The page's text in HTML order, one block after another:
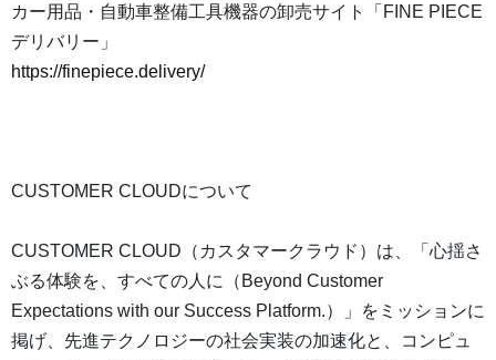
カー用品・自動車整備工具機器の卸売サイト「FINE PIECE
デリバリー」
https://finepiece.delivery/
CUSTOMER CLOUDについて
CUSTOMER CLOUD（カスタマークラウド）は、「心揺さ
ぶる体験を、すべての人に（Beyond Customer
Expectations with our Success Platform.）」をミッションに
掲げ、先進テクノロジーの社会実装の加速化と、コンピュ